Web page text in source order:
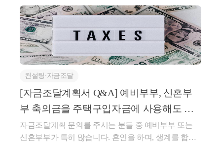
컨설팅∙자금조달
[자금조달계획서 Q&A] 예비부부, 신혼부
부 축의금을 주택구입자금에 사용해도 괜
찮을까?
자금조달계획 문의를 주시는 분들 중 예비부부 또는
신혼부부가 특히 많습니다. 혼인을 하며, 생계를 합치